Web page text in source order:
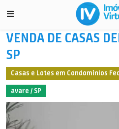
VENDA DE CASAS
SP
Casas e Lotes em Condomínios
avare / SP